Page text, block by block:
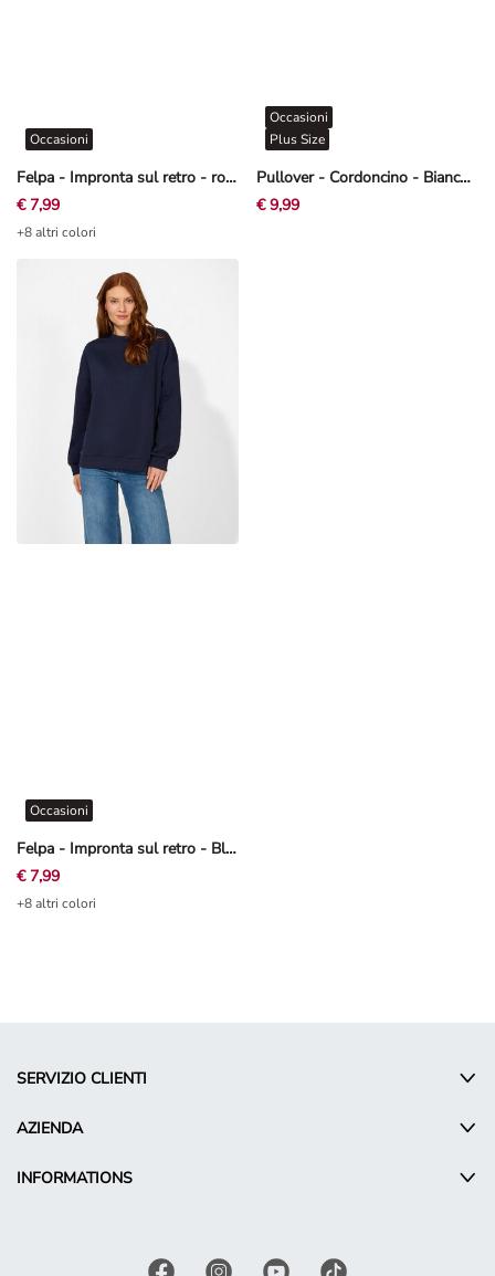
Felpa - Impronta sul retro - rosso
Occasioni
€ 7,99
+8 altri colori
Pullover - Cordoncino - Bianco sporco
Occasioni
Plus Size
€ 9,99
Felpa - Impronta sul retro - Blu scuro
Occasioni
€ 7,99
+8 altri colori
SERVIZIO CLIENTI
AZIENDA
INFORMATIONS